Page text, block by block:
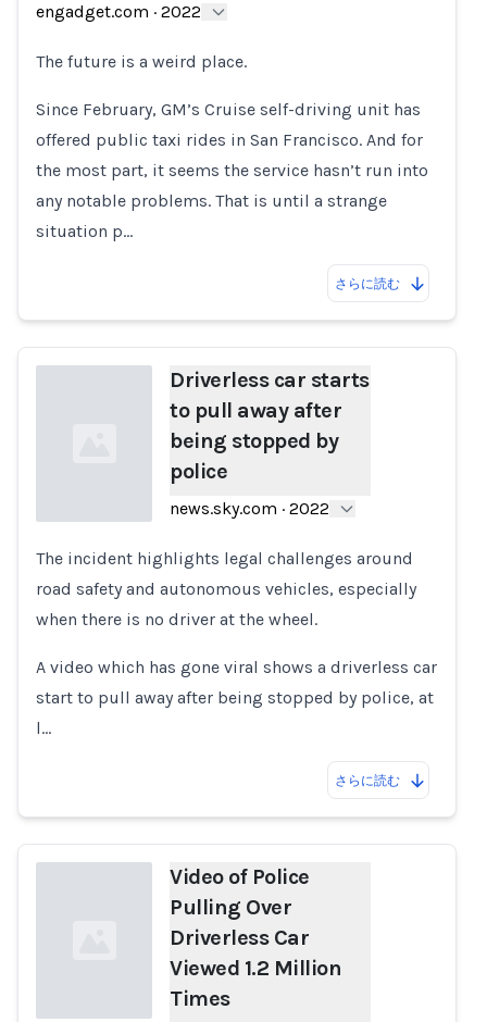
engadget.com · 2022
The future is a weird place.
Since February, GM’s Cruise self-driving unit has
offered public taxi rides in San Francisco. And for
the most part, it seems the service hasn’t run into
any notable problems. That is until a strange
situation p…
さらに読む
Loading...
Driverless car starts
to pull away after
being stopped by
police
news.sky.com · 2022
The incident highlights legal challenges around
road safety and autonomous vehicles, especially
when there is no driver at the wheel.
A video which has gone viral shows a driverless car
start to pull away after being stopped by police, at
l…
さらに読む
Video of Police
Pulling Over
Driverless Car
Viewed 1.2 Million
Times